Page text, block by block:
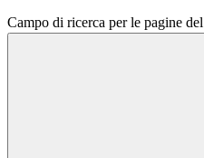
Campo di ricerca per le pagine